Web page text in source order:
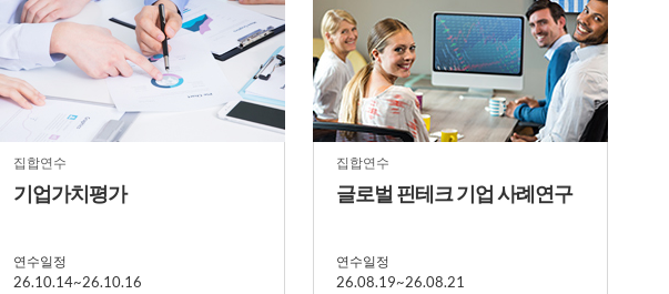
집합연수
기업가치평가
연수일정
26.10.14~26.10.16
집합연수
글로벌 핀테크 기업 사례연구
연수일정
26.08.19~26.08.21